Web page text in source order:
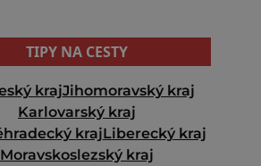
TIPY NA CESTY
krajJihomoravský kraj
Karlovarský kraj
krajLiberecký kraj
Moravskoslezský kraj